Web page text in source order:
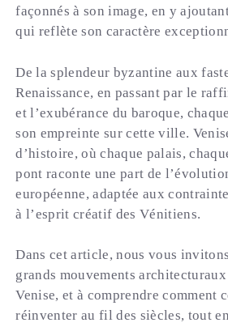
façonnés à son image, en y
qui reflète son caractère
De la splendeur byzantine aux
Renaissance, en passant par le
et l’exubérance du baroque,
son empreinte sur cette ville.
d’histoire, où chaque palais,
pont raconte une part de
européenne, adaptée aux
à l’esprit créatif des Vénitiens.
Dans cet article, nous vous
grands mouvements
Venise, et à comprendre comment
réinventer au fil des siècles, tout